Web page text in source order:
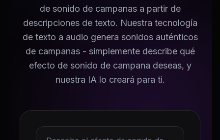
de sonido de campanas a partir de
descripciones de texto. Nuestra tecnología
de texto a audio genera sonidos auténticos
de campanas - simplemente describe qué
efecto de sonido de campana deseas, y
nuestra IA lo creará para ti.